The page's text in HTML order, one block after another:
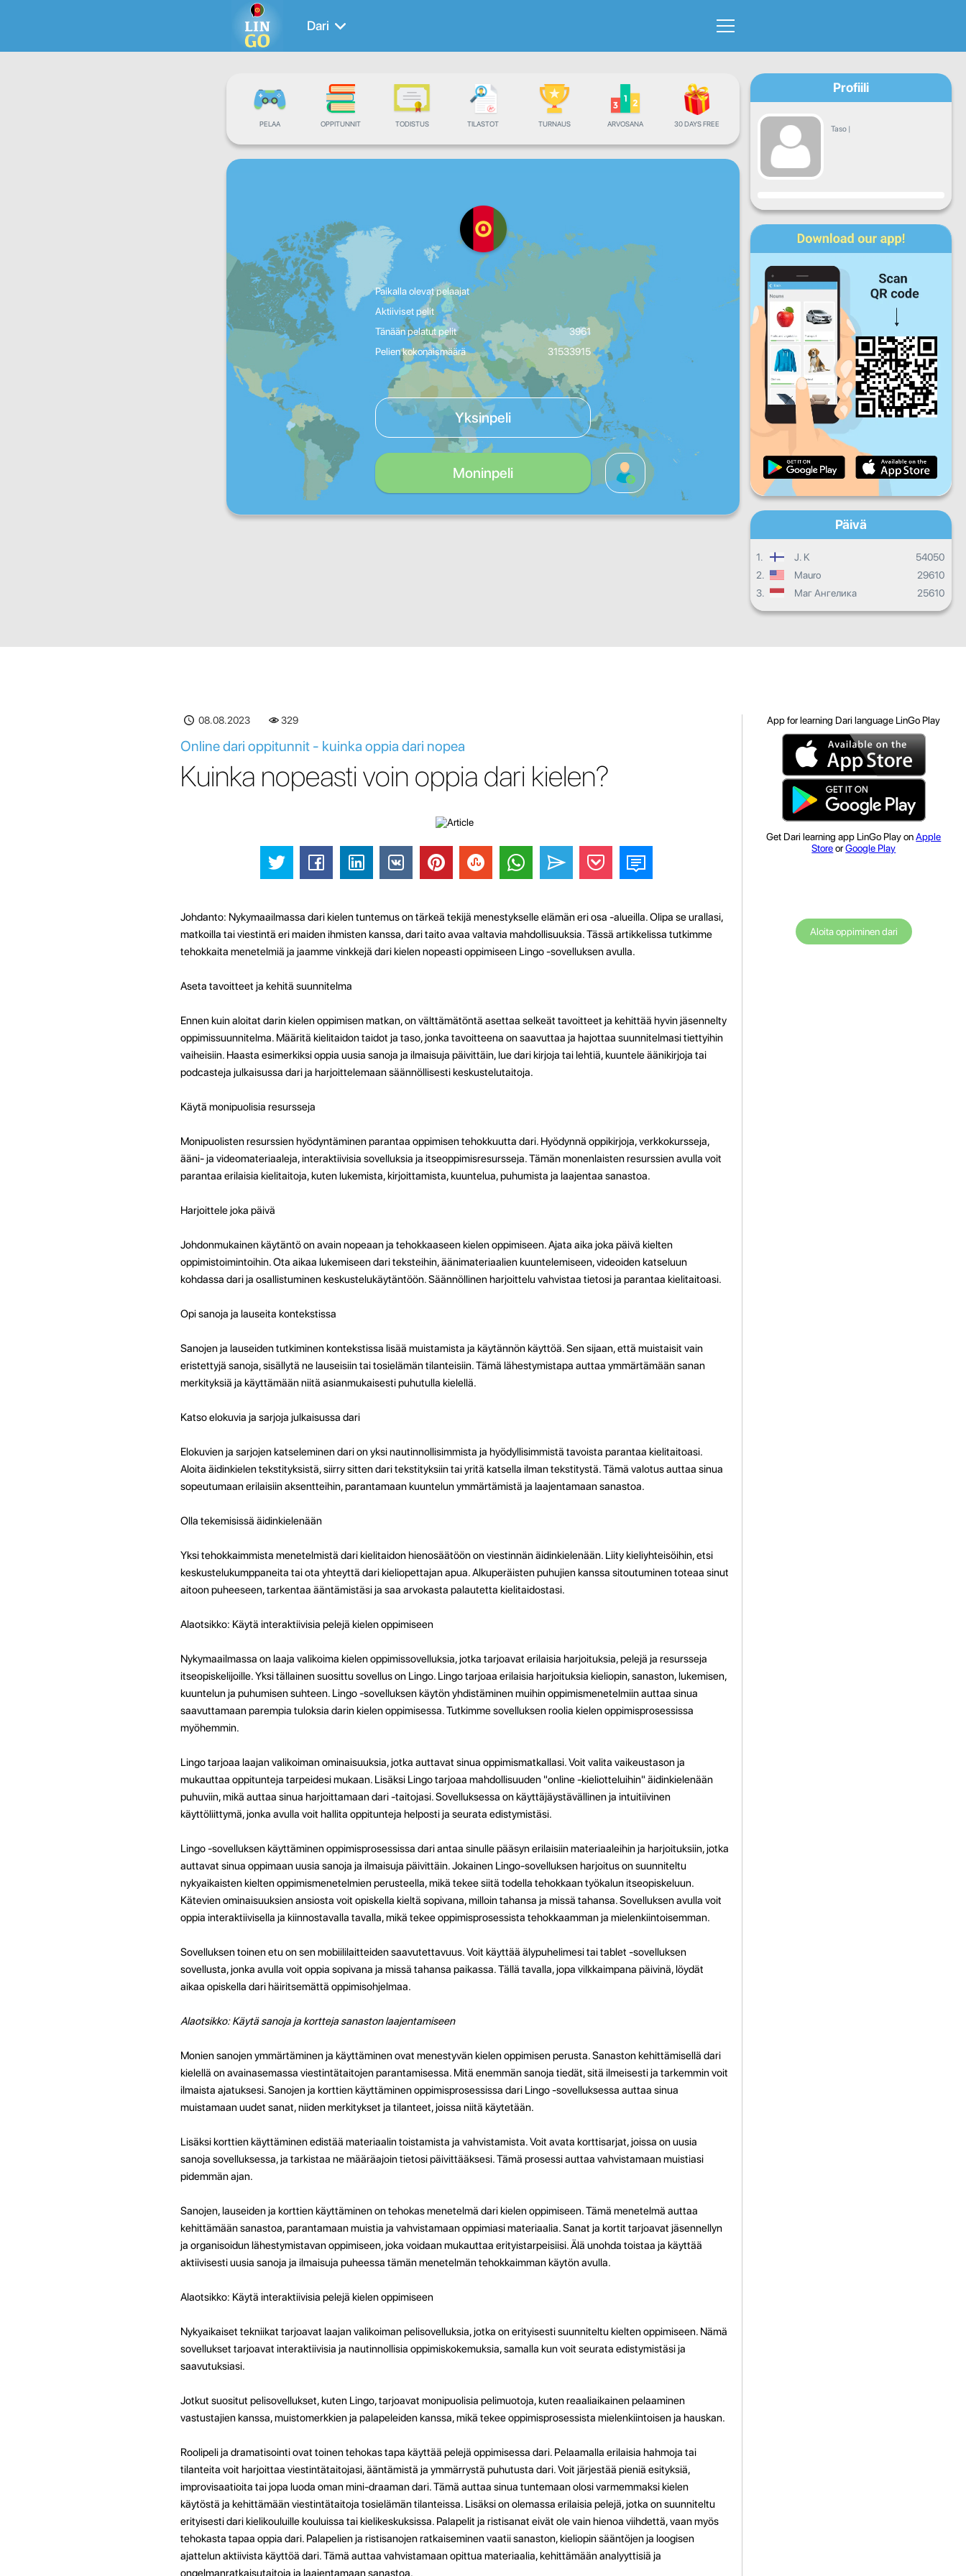
Dari
PELAA OPPITUNNIT TODISTUS TILASTOT TURNAUS ARVOSANA 30 DAYS FREE
Paikalla olevat pelaajat
Aktiiviset pelit
Tänään pelatut pelit
3961
Pelien kokonaismäärä
31533915
Yksinpeli
Moninpeli
Profiili
Taso |
Edistyminen
Ma Ke To
La Su
Päivittäinen edistyminen
Kuukausittainen edistyminen
Kokonaisedistyminen
Päivä
1. J. K
54050
2.
Mauro
29610
3.
Маг Ангелика 25610
08.08.2023 329
Online dari oppitunnit - kuinka oppia dari nopea
Kuinka nopeasti voin oppia dari kielen?
Johdanto: Nykymaailmassa dari kielen tuntemus on tärkeä tekijä menestykselle elämän eri osa -alueilla. Olipa se urallasi,
matkoilla tai viestintä eri maiden ihmisten kanssa, dari taito avaa valtavia mahdollisuuksia. Tässä artikkelissa tutkimme
tehokkaita menetelmiä ja jaamme vinkkejä dari kielen nopeasti oppimiseen Lingo -sovelluksen avulla.
Aseta tavoitteet ja kehitä suunnitelma
Ennen kuin aloitat darin kielen oppimisen matkan, on välttämätöntä asettaa selkeät tavoitteet ja kehittää hyvin jäsennelty
oppimissuunnitelma. Määritä kielitaidon taidot ja taso, jonka tavoitteena on saavuttaa ja hajottaa suunnitelmasi tiettyihin
vaiheisiin. Haasta esimerkiksi oppia uusia sanoja ja ilmaisuja päivittäin, lue dari kirjoja tai lehtiä, kuuntele äänikirjoja tai
podcasteja julkaisussa dari ja harjoittelemaan säännöllisesti keskustelutaitoja.
Käytä monipuolisia resursseja
Monipuolisten resurssien hyödyntäminen parantaa oppimisen tehokkuutta dari. Hyödynnä oppikirjoja, verkkokursseja,
ääni- ja videomateriaaleja, interaktiivisia sovelluksia ja itseoppimisresursseja. Tämän monenlaisten resurssien avulla voit
parantaa erilaisia ​​kielitaitoja, kuten lukemista, kirjoittamista, kuuntelua, puhumista ja laajentaa sanastoa.
Harjoittele joka päivä
Johdonmukainen käytäntö on avain nopeaan ja tehokkaaseen kielen oppimiseen. Ajata aika joka päivä kielten
oppimistoimintoihin. Ota aikaa lukemiseen dari teksteihin, äänimateriaalien kuuntelemiseen, videoiden katseluun
kohdassa dari ja osallistuminen keskustelukäytäntöön. Säännöllinen harjoittelu vahvistaa tietosi ja parantaa kielitaitoasi.
Opi sanoja ja lauseita kontekstissa
Sanojen ja lauseiden tutkiminen kontekstissa lisää muistamista ja käytännön käyttöä. Sen sijaan, että muistaisit vain
eristettyjä sanoja, sisällytä ne lauseisiin tai tosielämän tilanteisiin. Tämä lähestymistapa auttaa ymmärtämään sanan
merkityksiä ja käyttämään niitä asianmukaisesti puhutulla kielellä.
Katso elokuvia ja sarjoja julkaisussa dari
Elokuvien ja sarjojen katseleminen dari on yksi nautinnollisimmista ja hyödyllisimmistä tavoista parantaa kielitaitoasi.
Aloita äidinkielen tekstityksistä, siirry sitten dari tekstityksiin tai yritä katsella ilman tekstitystä. Tämä valotus auttaa sinua
sopeutumaan erilaisiin aksentteihin, parantamaan kuuntelun ymmärtämistä ja laajentamaan sanastoa.
Olla tekemisissä äidinkielenään
Yksi tehokkaimmista menetelmistä dari kielitaidon hienosäätöön on viestinnän äidinkielenään. Liity kieliyhteisöihin, etsi
keskustelukumppaneita tai ota yhteyttä dari kieliopettajan apua. Alkuperäisten puhujien kanssa sitoutuminen toteaa sinut
aitoon puheeseen, tarkentaa ääntämistäsi ja saa arvokasta palautetta kielitaidostasi.
Alaotsikko: Käytä interaktiivisia pelejä kielen oppimiseen
Nykymaailmassa on laaja valikoima kielen oppimissovelluksia, jotka tarjoavat erilaisia ​​harjoituksia, pelejä ja resursseja
itseopiskelijoille. Yksi tällainen suosittu sovellus on Lingo. Lingo tarjoaa erilaisia ​​harjoituksia kieliopin, sanaston, lukemisen,
kuuntelun ja puhumisen suhteen. Lingo -sovelluksen käytön yhdistäminen muihin oppimismenetelmiin auttaa sinua
saavuttamaan parempia tuloksia darin kielen oppimisessa. Tutkimme sovelluksen roolia kielen oppimisprosessissa
myöhemmin.
Lingo tarjoaa laajan valikoiman ominaisuuksia, jotka auttavat sinua oppimismatkallasi. Voit valita vaikeustason ja
mukauttaa oppitunteja tarpeidesi mukaan. Lisäksi Lingo tarjoaa mahdollisuuden "online -kieliotteluihin" äidinkielenään
puhuviin, mikä auttaa sinua harjoittamaan dari -taitojasi. Sovelluksessa on käyttäjäystävällinen ja intuitiivinen
käyttöliittymä, jonka avulla voit hallita oppitunteja helposti ja seurata edistymistäsi.
Lingo -sovelluksen käyttäminen oppimisprosessissa dari antaa sinulle pääsyn erilaisiin materiaaleihin ja harjoituksiin, jotka
auttavat sinua oppimaan uusia sanoja ja ilmaisuja päivittäin. Jokainen Lingo-sovelluksen harjoitus on suunniteltu
nykyaikaisten kielten oppimismenetelmien perusteella, mikä tekee siitä todella tehokkaan työkalun itseopiskeluun.
Kätevien ominaisuuksien ansiosta voit opiskella kieltä sopivana, milloin tahansa ja missä tahansa. Sovelluksen avulla voit
oppia interaktiivisella ja kiinnostavalla tavalla, mikä tekee oppimisprosessista tehokkaamman ja mielenkiintoisemman.
Sovelluksen toinen etu on sen mobiililaitteiden saavutettavuus. Voit käyttää älypuhelimesi tai tablet -sovelluksen
sovellusta, jonka avulla voit oppia sopivana ja missä tahansa paikassa. Tällä tavalla, jopa vilkkaimpana päivinä, löydät
aikaa opiskella dari häiritsemättä oppimisohjelmaa.
Alaotsikko: Käytä sanoja ja kortteja sanaston laajentamiseen
Monien sanojen ymmärtäminen ja käyttäminen ovat menestyvän kielen oppimisen perusta. Sanaston kehittämisellä dari
kielellä on avainasemassa viestintätaitojen parantamisessa. Mitä enemmän sanoja tiedät, sitä ilmeisesti ja tarkemmin voit
ilmaista ajatuksesi. Sanojen ja korttien käyttäminen oppimisprosessissa dari Lingo -sovelluksessa auttaa sinua
muistamaan uudet sanat, niiden merkitykset ja tilanteet, joissa niitä käytetään.
Lisäksi korttien käyttäminen edistää materiaalin toistamista ja vahvistamista. Voit avata korttisarjat, joissa on uusia
sanoja sovelluksessa, ja tarkistaa ne määräajoin tietosi päivittääksesi. Tämä prosessi auttaa vahvistamaan muistiasi
pidemmän ajan.
Sanojen, lauseiden ja korttien käyttäminen on tehokas menetelmä dari kielen oppimiseen. Tämä menetelmä auttaa
kehittämään sanastoa, parantamaan muistia ja vahvistamaan oppimiasi materiaalia. Sanat ja kortit tarjoavat jäsennellyn
ja organisoidun lähestymistavan oppimiseen, joka voidaan mukauttaa erityistarpeisiisi. Älä unohda toistaa ja käyttää
aktiivisesti uusia sanoja ja ilmaisuja puheessa tämän menetelmän tehokkaimman käytön avulla.
Alaotsikko: Käytä interaktiivisia pelejä kielen oppimiseen
Nykyaikaiset tekniikat tarjoavat laajan valikoiman pelisovelluksia, jotka on erityisesti suunniteltu kielten oppimiseen. Nämä
sovellukset tarjoavat interaktiivisia ja nautinnollisia oppimiskokemuksia, samalla kun voit seurata edistymistäsi ja
saavutuksiasi.
Jotkut suositut pelisovellukset, kuten Lingo, tarjoavat monipuolisia pelimuotoja, kuten reaaliaikainen pelaaminen
vastustajien kanssa, muistomerkkien ja palapeleiden kanssa, mikä tekee oppimisprosessista mielenkiintoisen ja hauskan.
Roolipeli ja dramatisointi ovat toinen tehokas tapa käyttää pelejä oppimisessa dari. Pelaamalla erilaisia ​​hahmoja tai
tilanteita voit harjoittaa viestintätaitojasi, ääntämistä ja ymmärrystä puhutusta dari. Voit järjestää pieniä esityksiä,
improvisaatioita tai jopa luoda oman mini-draaman dari. Tämä auttaa sinua tuntemaan olosi varmemmaksi kielen
käytöstä ja kehittämään viestintätaitoja tosielämän tilanteissa. Lisäksi on olemassa erilaisia ​​pelejä, jotka on suunniteltu
erityisesti dari kielikouluille kouluissa tai kielikeskuksissa. Palapelit ja ristisanat eivät ole vain hienoa viihdettä, vaan myös
tehokasta tapaa oppia dari. Palapelien ja ristisanojen ratkaiseminen vaatii sanaston, kieliopin sääntöjen ja loogisen
ajattelun aktiivista käyttöä dari. Tämä auttaa vahvistamaan opittua materiaalia, kehittämään analyyttisiä ja
ongelmanratkaisutaitoja ja laajentamaan sanastoa.
App for learning Dari language LinGo Play
Get Dari learning app LinGo Play onApple
StoreorGoogle Play
Aloita oppiminen dari